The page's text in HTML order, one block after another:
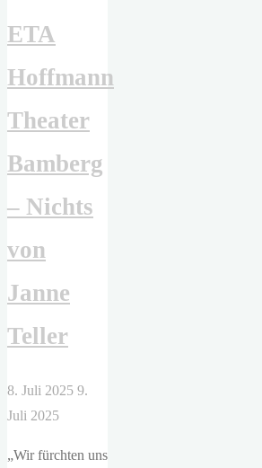
ETA
Hoffmann
Theater
Bamberg
– Nichts
von
Janne
Teller
8. Juli 2025 9.
Juli 2025
„Wir fürchten uns